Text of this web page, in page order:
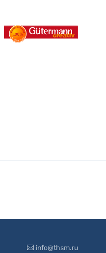
info@thsm.ru